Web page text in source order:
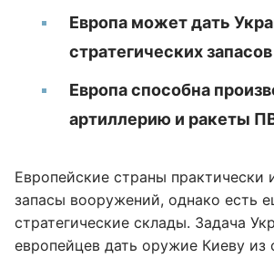
Европа может дать
стратегических запасов
Европа способна
артиллерию и ракеты
Европейские страны практически
запасы вооружений, однако есть
стратегические склады. Задача
европейцев дать оружие Киеву из